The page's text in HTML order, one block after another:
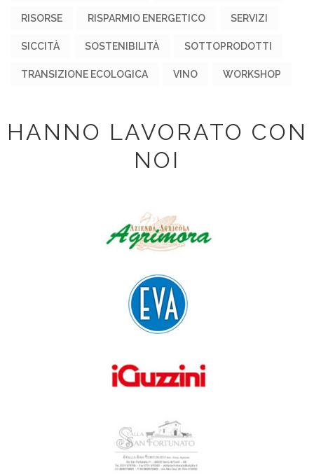
RISORSE RISPARMIO ENERGETICO SERVIZI
SICCITÀ SOSTENIBILITÀ SOTTOPRODOTTI
TRANSIZIONE ECOLOGICA VINO WORKSHOP
HANNO LAVORATO CON
NOI